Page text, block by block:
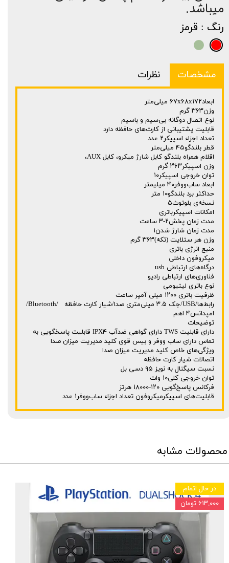
میباشد.
رنگ : قرمز
مشخصات نظرات
ابعاد۶۷x۶۸x۱۷۲ میلی‌متر
وزن۳۶۳ گرم
نوع اتصال دوگانه بی‌سیم و باسیم
قابلیت پشتیبانی از کارت‌های حافظه دارد
تعداد اجزاء اسپیکر۲ عدد
قطر بلندگو۴۵ میلی‌متر
اقلام همراه بلندگو کابل شارژ میکرو، کابل AUX،
وزن اسپیکر۳۶۳ گرم
توان خروجی اسپیکر۱۰
ابعاد ساب‌ووفر۴۰ میلیمتر
حداکثر برد بلندگو۱۰ متر
نسخه‌ی بلوتوث۵
امکانات اسپیکرباتری
مدت زمان پخش۲-۳ ساعت
مدت زمان شارژ شدن۱
وزن هر ستلایت (تکه)۳۶۳ گرم
منبع انرژی باتری
میکروفون داخلی
درگاه‌های ارتباطی usb
فناوری‌های ارتباطی رادیو
نوع باتری لیتیومی
ظرفیت باتری ۱۲۰۰ میلی آمپر ساعت
رابط‌ها/USB/جک ۳.۵ میلی‌متری صدا/شیار کارت حافظه /Bluetooth/
امپدانس۴ اهم
توضیحات
دارای قابلیت TWS دارای گواهی ضدآب IPX۴ قابلیت پاسخگویی به
تماس دارای ساب ووفر و بیس قوی کلید مدیریت میزان صدا
ویژگی‌های خاص کلید مدیریت میزان صدا
اتصالات شیار کارت حافظه
نسبت سیگنال به نویز ۹۵ دسی بل
توان خروجی کلی۱۰ وات
فرکانس پاسخ‌گویی ۱۲۰-۱۸۰۰۰ هرتز
قابلیت‌های اسپیکرمیکروفون تعداد اجزاء ساب‌ووفر۱ عدد
محصولات مشابه
در حال اتمام
۶۱۳,۰۰۰ تومان